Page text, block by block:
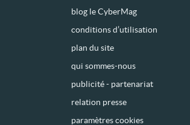
blog le CyberMag
conditions d’utilisation
plan du site
qui sommes-nous
publicité - partenariat
relation presse
paramètres cookies